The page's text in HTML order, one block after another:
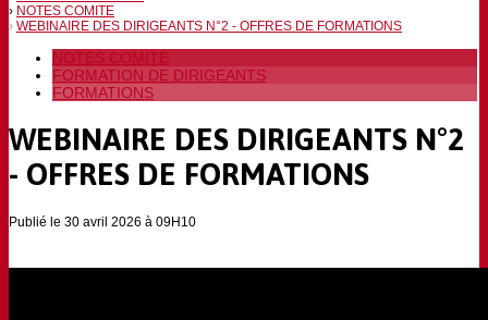
NOTES COMITE
WEBINAIRE DES DIRIGEANTS N°2 - OFFRES DE FORMATIONS
NOTES COMITE
FORMATION DE DIRIGEANTS
FORMATIONS
WEBINAIRE DES DIRIGEANTS N°2
- OFFRES DE FORMATIONS
Publié le 30 avril 2026 à 09H10